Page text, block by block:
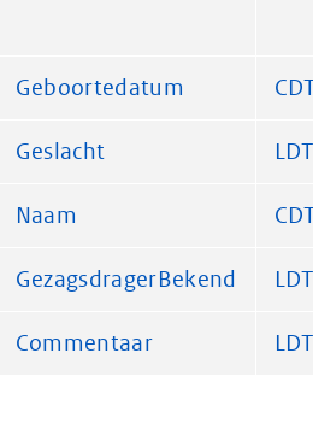
Geboortedatum
Geslacht
Naam
GezagsdragerBekend
Commentaar